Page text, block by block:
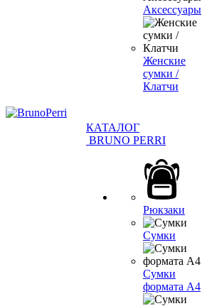
Аксессуары
Женские
сумки /
Клатчи
КАТАЛОГ
BRUNO PERRI
Рюкзаки
Сумки
Сумки
формата А4